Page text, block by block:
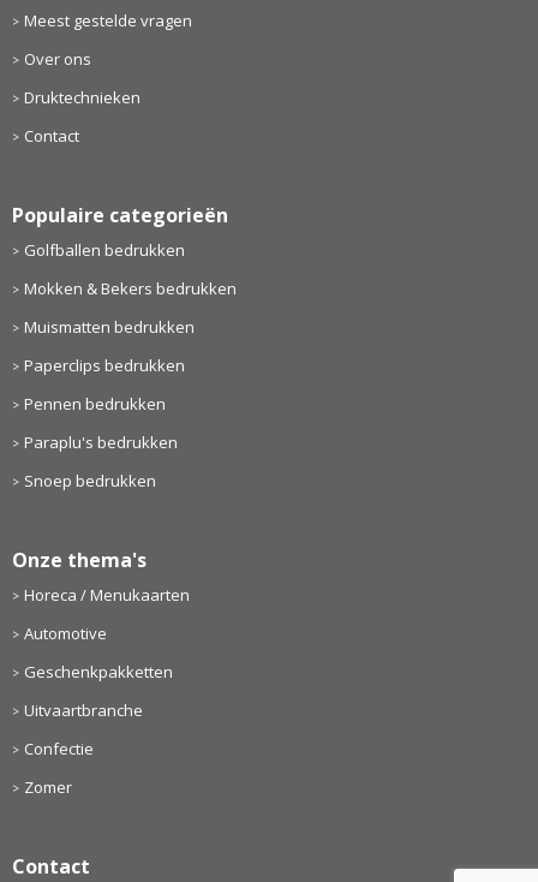
Meest gestelde vragen
Over ons
Druktechnieken
Contact
Populaire categorieën
Golfballen bedrukken
Mokken & Bekers bedrukken
Muismatten bedrukken
Paperclips bedrukken
Pennen bedrukken
Paraplu's bedrukken
Snoep bedrukken
Onze thema's
Horeca / Menukaarten
Automotive
Geschenkpakketten
Uitvaartbranche
Confectie
Zomer
Contact